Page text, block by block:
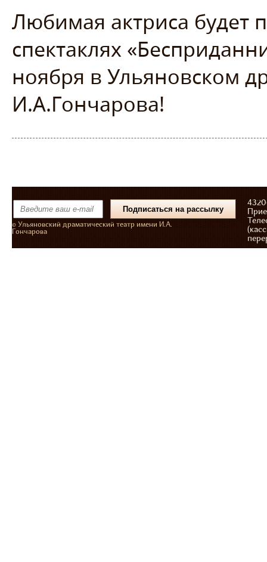
Любимая актриса будет
спектаклях
ноября в Ульяновском
И.А.Гончарова!
© Ульяновский драматический театр имени И.А.
Гончарова